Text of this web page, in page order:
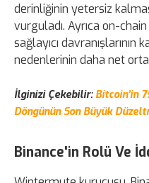
derinliğinin yetersiz
vurguladı. Ayrıca on-
sağlayıcı davranışlarının
nedenlerinin daha net
İlginizi Çekebilir: Bitcoin’in
Döngünün Son Büyük
Binance'in Rolü Ve